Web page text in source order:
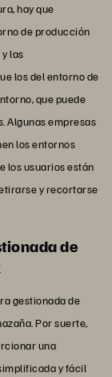
hay que
de producción
las
los del entorno de
que puede
Algunas empresas
los entornos
los usuarios están
y recortarse
de
gestionada de
Por suerte,
una
y fácil